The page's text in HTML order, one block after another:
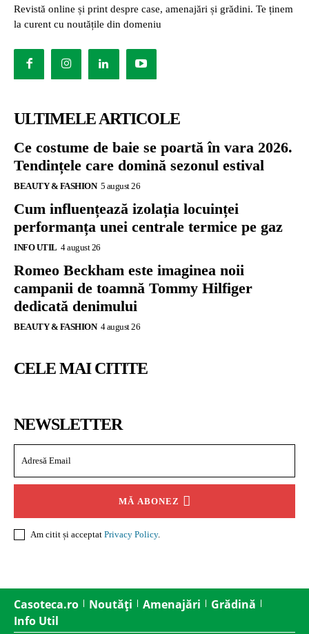
Revistă online și print despre case, amenajări și grădini. Te ținem
la curent cu noutățile din domeniu
ULTIMELE ARTICOLE
Ce costume de baie se poartă în vara 2026.
Tendințele care domină sezonul estival
BEAUTY & FASHION 5 august 26
Cum influențează izolația locuinței
performanța unei centrale termice pe gaz
INFO UTIL 4 august 26
Romeo Beckham este imaginea noii
campanii de toamnă Tommy Hilfiger
dedicată denimului
BEAUTY & FASHION 4 august 26
CELE MAI CITITE
NEWSLETTER
MĂ ABONEZ
Am citit și acceptat Privacy Policy.
Casoteca.ro Noutăți Amenajări
Grădină
Info Util